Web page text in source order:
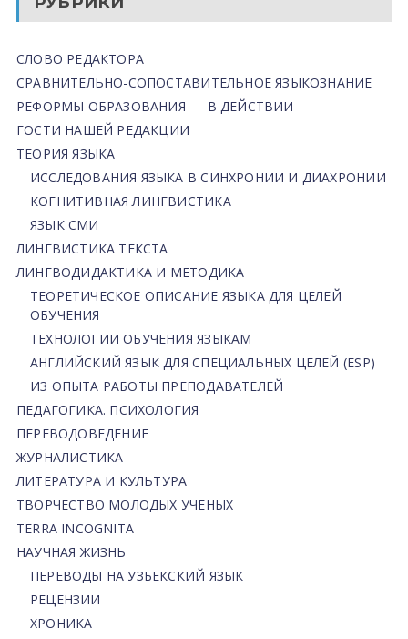
СЛОВО РЕДАКТОРА
СРАВНИТЕЛЬНО-СОПОСТАВИТЕЛЬНОЕ ЯЗЫКОЗНАНИЕ
РЕФОРМЫ ОБРАЗОВАНИЯ — В ДЕЙСТВИИ
ГОСТИ НАШЕЙ РЕДАКЦИИ
ТЕОРИЯ ЯЗЫКА
ИССЛЕДОВАНИЯ ЯЗЫКА В СИНХРОНИИ И ДИАХРОНИИ
КОГНИТИВНАЯ ЛИНГВИСТИКА
ЯЗЫК СМИ
ЛИНГВИСТИКА ТЕКСТА
ЛИНГВОДИДАКТИКА И МЕТОДИКА
ТЕОРЕТИЧЕСКОЕ ОПИСАНИЕ ЯЗЫКА ДЛЯ ЦЕЛЕЙ
ОБУЧЕНИЯ
ТЕХНОЛОГИИ ОБУЧЕНИЯ ЯЗЫКАМ
АНГЛИЙСКИЙ ЯЗЫК ДЛЯ СПЕЦИАЛЬНЫХ ЦЕЛЕЙ (ESP)
ИЗ ОПЫТА РАБОТЫ ПРЕПОДАВАТЕЛЕЙ
ПЕДАГОГИКА. ПСИХОЛОГИЯ
ПЕРЕВОДОВЕДЕНИЕ
ЖУРНАЛИСТИКА
ЛИТЕРАТУРА И КУЛЬТУРА
ТВОРЧЕСТВО МОЛОДЫХ УЧЕНЫХ
TERRA INCOGNITA
НАУЧНАЯ ЖИЗНЬ
ПЕРЕВОДЫ НА УЗБЕКСКИЙ ЯЗЫК
РЕЦЕНЗИИ
ХРОНИКА